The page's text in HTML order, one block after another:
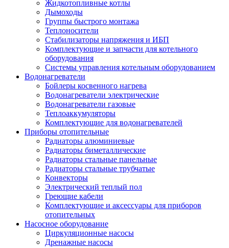
Жидкотопливные котлы
Дымоходы
Группы быстрого монтажа
Теплоносители
Стабилизаторы напряжения и ИБП
Комплектующие и запчасти для котельного
оборудования
Системы управления котельным оборудованием
Водонагреватели
Бойлеры косвенного нагрева
Водонагреватели электрические
Водонагреватели газовые
Теплоаккумуляторы
Комплектующие для водонагревателей
Приборы отопительные
Радиаторы алюминиевые
Радиаторы биметаллические
Радиаторы стальные панельные
Радиаторы стальные трубчатые
Конвекторы
Электрический теплый пол
Греющие кабели
Комплектующие и аксессуары для приборов
отопительных
Насосное оборудование
Циркуляционные насосы
Дренажные насосы